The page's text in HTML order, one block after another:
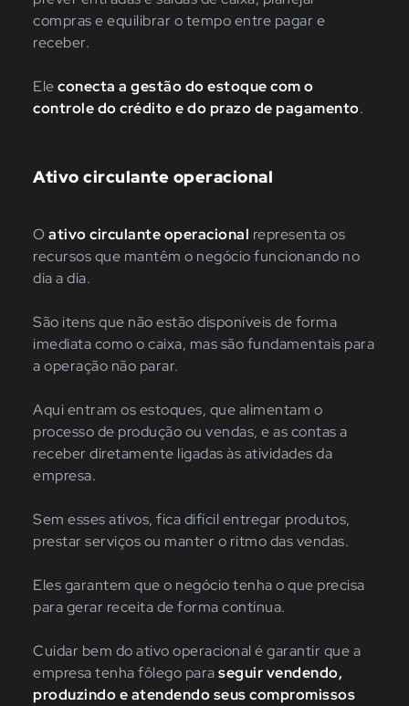
compras e equilibrar o tempo entre pagar e
receber.
Eleconecta a gestão do estoque com o
controle do crédito e do prazo de pagamento.
Ativo circulante operacional
Oativo circulante operacional representa os
recursos que mantêm o negócio funcionando no
dia a dia.
São itens que não estão disponíveis de forma
imediata como o caixa, mas são fundamentais para
a operação não parar.
Aqui entram os estoques, que alimentam o
processo de produção ou vendas, e as contas a
receber diretamente ligadas às atividades da
empresa.
Sem esses ativos, fica difícil entregar produtos,
prestar serviços ou manter o ritmo das vendas.
Eles garantem que o negócio tenha o que precisa
para gerar receita de forma contínua.
Cuidar bem do ativo operacional é garantir que a
empresa tenha fôlego paraseguir vendendo,
produzindo e atendendo seus compromissos